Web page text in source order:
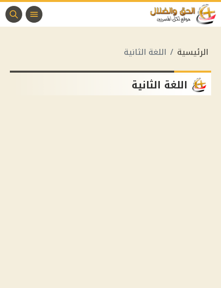
الرئيسية اللغة الثانية
اللغة الثانية